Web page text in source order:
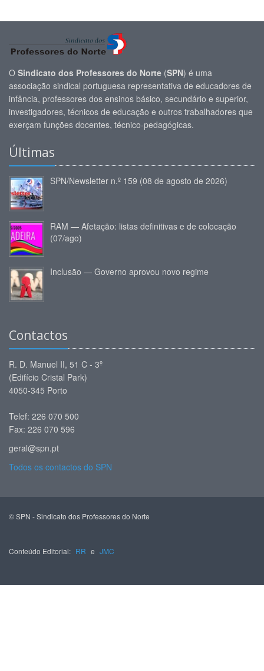
O Sindicato dos Professores do Norte (SPN) é uma
associação sindical portuguesa representativa de educadores de
infância, professores dos ensinos básico, secundário e superior,
investigadores, técnicos de educação e outros trabalhadores que
exerçam funções docentes, técnico-pedagógicas.
Últimas
SPN/Newsletter n.º 159 (08 de agosto de 2026)
RAM — Afetação: listas definitivas e de colocação
(07/ago)
Inclusão — Governo aprovou novo regime
Contactos
R. D. Manuel II, 51 C - 3º
(Edifício Cristal Park)
4050-345 Porto
Telef: 226 070 500
Fax: 226 070 596
geral@spn.pt
Todos os contactos do SPN
© SPN - Sindicato dos Professores do Norte
Conteúdo Editorial: RR e JMC